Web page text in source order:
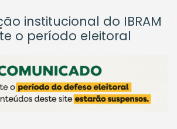
institucional do IBRAM
o período eleitoral